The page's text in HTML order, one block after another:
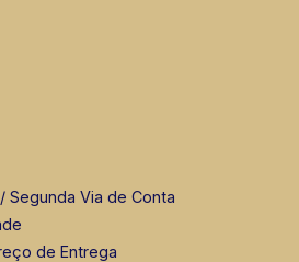
Segunda Via de Conta
de Entrega